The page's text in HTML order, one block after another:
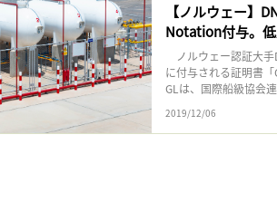
【ノルウェー】
Notation付与。
ノルウェー認証大手
に付与される証明書
GLは、国際船級協会
2019/12/06